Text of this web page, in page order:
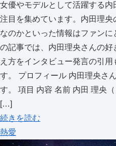
女優やモデルとして活躍する
注目を集めています。内田理
なのかといった情報はファン
の記事では、内田理央さんの
え方をインタビュー発言の引
す。 プロフィール 内田理央さ
す。 項目 内容 名前 内田 理央
[…]
続きを読む
熱愛